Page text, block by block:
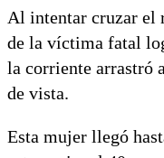
Al intentar cruzar el
de la víctima fatal
la corriente arrastró
de vista.
Esta mujer llegó